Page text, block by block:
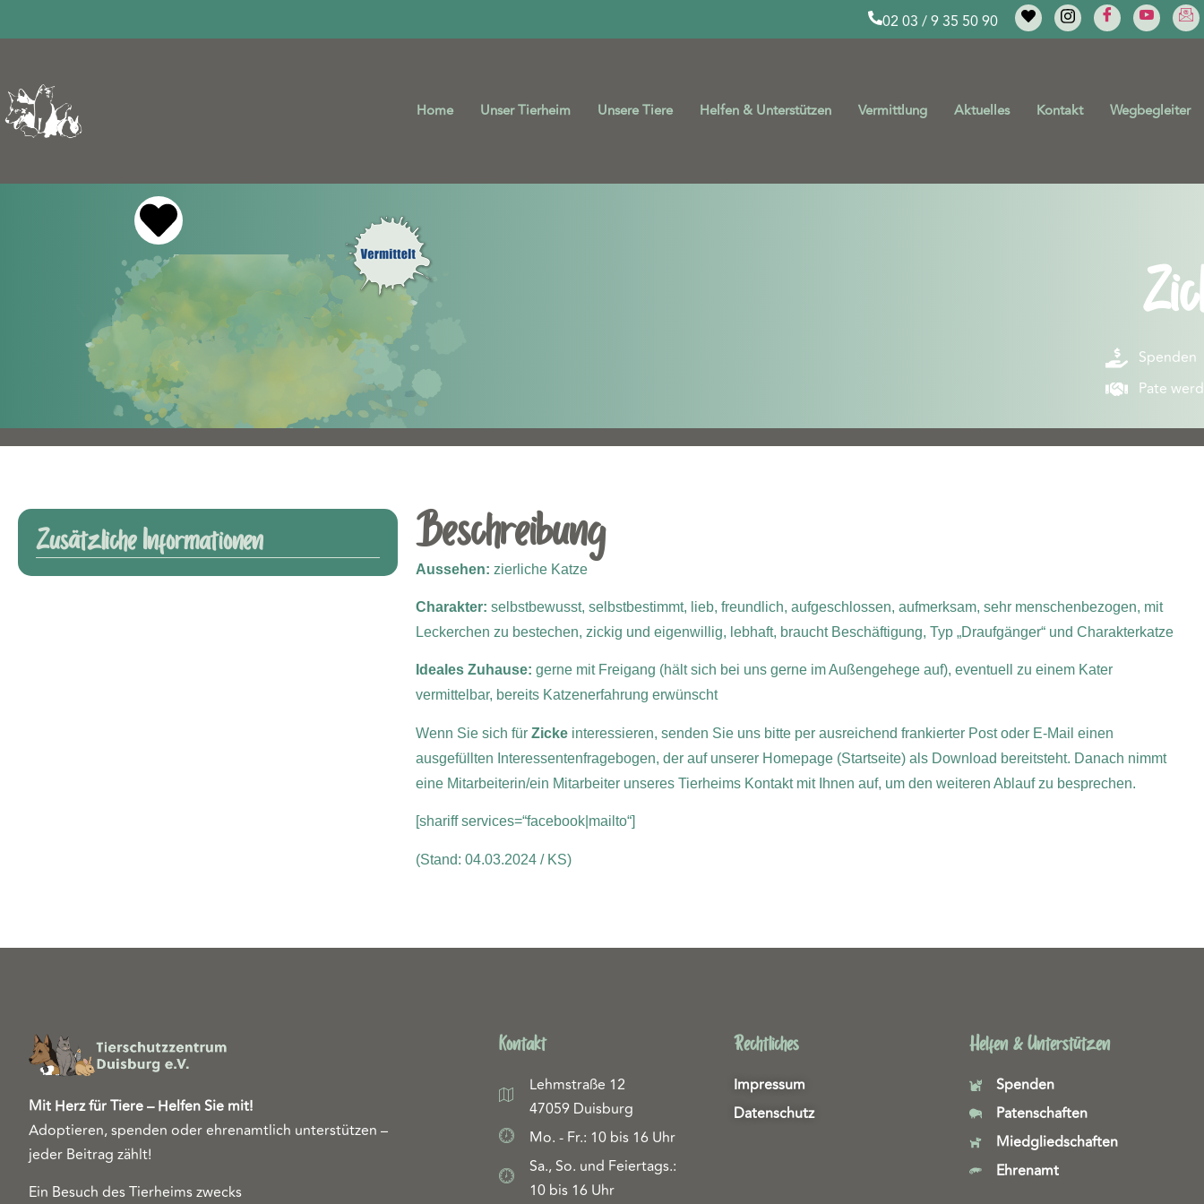
02 03 / 9 35 50 90
Home Unser Tierheim Unsere Tiere Helfen & Unterstützen Vermittlung Aktuelles Kontakt Wegbegleiter
Spenden
Pate
Zusätzliche Informationen Beschreibung
Aussehen: zierliche Katze
Charakter: selbstbewusst, selbstbestimmt, lieb, freundlich, aufgeschlossen, aufmerksam, sehr menschenbezogen, mit
Leckerchen zu bestechen, zickig und eigenwillig, lebhaft, braucht Beschäftigung, Typ „Draufgänger“ und Charakterkatze
Ideales Zuhause: gerne mit Freigang (hält sich bei uns gerne im Außengehege auf), eventuell zu einem Kater
vermittelbar, bereits Katzenerfahrung erwünscht
Wenn Sie sich für Zicke interessieren, senden Sie uns bitte per ausreichend frankierter Post oder E-Mail einen
ausgefüllten Interessentenfragebogen, der auf unserer Homepage (Startseite) als Download bereitsteht. Danach nimmt
eine Mitarbeiterin/ein Mitarbeiter unseres Tierheims Kontakt mit Ihnen auf, um den weiteren Ablauf zu besprechen.
[shariff services=“facebook|mailto“]
(Stand: 04.03.2024 / KS)
Mit Herz für Tiere – Helfen Sie mit!
Adoptieren, spenden oder ehrenamtlich unterstützen –
jeder Beitrag zählt!
Ein Besuch des Tierheims zwecks
Kontakt
Lehmstraße 12
47059 Duisburg
Mo. - Fr.: 10 bis 16 Uhr
Sa., So. und Feiertags.:
10 bis 16 Uhr
Rechtliches
Impressum
Datenschutz
Helfen & Unterstützen
Spenden
Patenschaften
Miedgliedschaften
Ehrenamt